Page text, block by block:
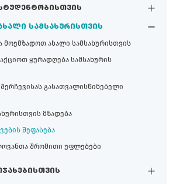
სამსახურისთვის
მოემზადოთ ახალი სამსახურისთვის
ყურადღება სამსახურის
შერჩევისას გასათვალისწინებელი
მზადება
შეფასება
შრომითი უფლებები